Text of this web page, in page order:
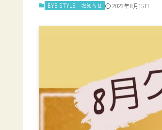
EYE STYLE お知らせ 2023年8月15日